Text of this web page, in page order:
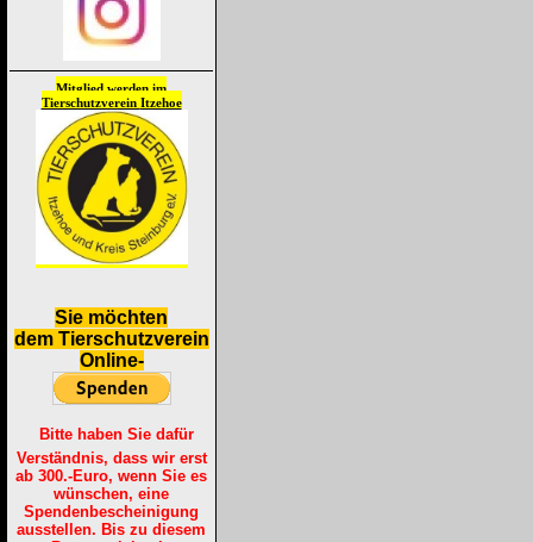
Mitglied werden im
Tierschutzverein Itzehoe
Sie möchten
dem Tierschutzverein
Online-
Bitte haben Sie dafür
Verständnis, dass wir erst
ab 300.-Euro, wenn Sie es
wünschen, eine
Spendenbescheinigung
ausstellen. Bis zu diesem